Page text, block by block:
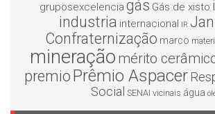
gruposexcelencia gás Gás de xisto
industria internacional IR
Confraternização marco
mineração mérito
premio Prêmio Aspacer
Social SENAI vicinais água